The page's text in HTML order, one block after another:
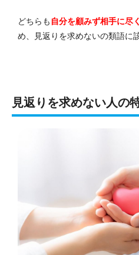
どちらも 自分を顧みず相手に尽
め、見返りを求めないの類語に
見返りを求めない人の